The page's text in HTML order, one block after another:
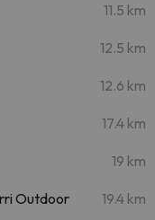
11.5 km
12.5 km
12.6 km
17.4 km
19 km
Outdoor 19.4 km